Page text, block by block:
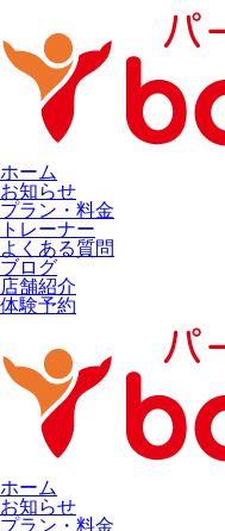
ホーム
お知らせ
プラン・料金
トレーナー
よくある質問
ブログ
店舗紹介
体験予約
ホーム
お知らせ
プラン・料金